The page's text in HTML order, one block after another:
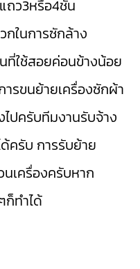
ถว3หรือ4ชั้น
กในการซักล้าง
ที่ใช้สอยค่อนข้างน้อย
รขนย้ายเครื่องซักผ้า
ปครับทีมงานรับจ้าง
ครับ การรับย้าย
นเครื่องครับหาก
ก็ทำได้